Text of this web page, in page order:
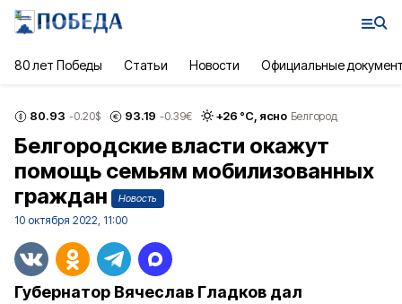
80 лет Победы Статьи Новости Официальные
80.93 -0.20$ 93.19 -0.39€ +26 °С, ясно Белгород
Белгородские власти окажут
помощь семьям мобилизованных
граждан
Новость
10 октября 2022, 11:00
Губернатор Вячеслав Гладков дал